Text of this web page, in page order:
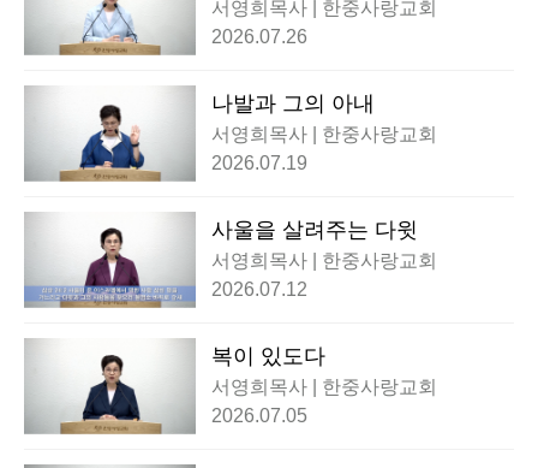
서영희목사 | 한중사랑교회
2026.07.26
나발과 그의 아내
서영희목사 | 한중사랑교회
2026.07.19
사울을 살려주는 다윗
서영희목사 | 한중사랑교회
2026.07.12
복이 있도다
서영희목사 | 한중사랑교회
2026.07.05